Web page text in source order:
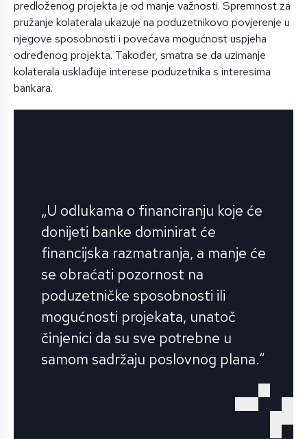
predloženog projekta je od manje važnosti. Spremnost za
pružanje kolaterala ukazuje na poduzetnikovo povjerenje u
njegove sposobnosti i povećava mogućnost uspjeha
određenog projekta. Također, smatra se da uzimanje
kolaterala usklađuje interese poduzetnika s interesima
bankara.
„U odlukama o financiranju koje će
donijeti banke dominirat će
financijska razmatranja, a manje će
se obraćati pozornost na
poduzetničke sposobnosti ili
mogućnosti projekata, unatoč
činjenici da su sve potrebne u
samom sadržaju poslovnog plana.“